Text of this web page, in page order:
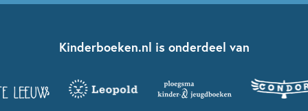
Kinderboeken.nl is onderdeel van